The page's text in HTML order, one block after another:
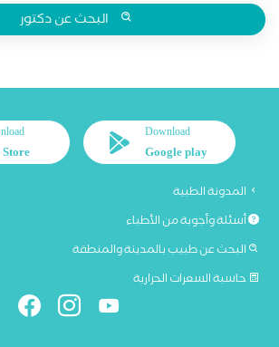
البحث عن دكتور
Download
Google play
Store
المدونة الطبية
أسئلة وأجوبة من الأطباء
البحث عن طبيب بالمدينة والمنطقة
حاسبة السعرات الحرارية